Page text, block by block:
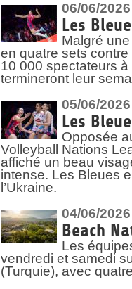
06/06/2026
Les
Malgré
en quatre sets
10 000 spectateurs
termineront leur
05/06/2026
Les
Opposée
Volleyball Nations
affiché un beau
intense. Les Bleues
l’Ukraine.
04/06/2026
Beach
Les
vendredi et samedi
(Turquie), avec